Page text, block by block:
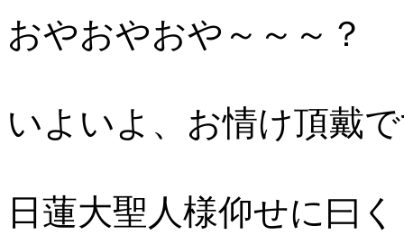
おやおやおや～～～？
いよいよ、お情け頂戴
日蓮大聖人様仰せに曰く